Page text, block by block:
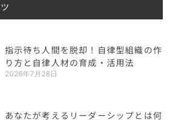
指示待ち人間を脱却！自律型組織の作
り方と自律人材の育成・活用法
2026年7月28日
あなたが考えるリーダーシップとは何